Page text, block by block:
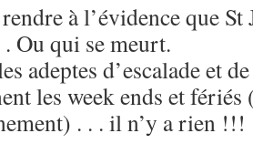
à l’évidence que
Ou qui se meurt.
adeptes d’escalade et
les week ends et
. . . il n’y a rien !!!